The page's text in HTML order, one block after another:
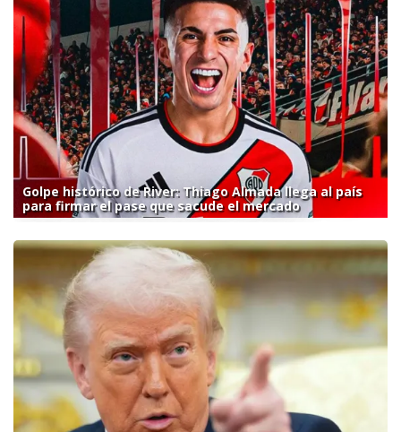
Golpe histórico de River: Thiago Almada llega al país
para firmar el pase que sacude el mercado